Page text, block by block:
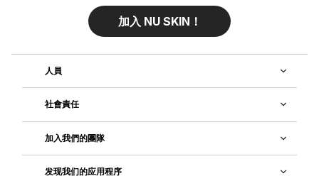
加入 NU SKIN！
人員
社會責任
加入我們的團隊
发现我们的应用程序